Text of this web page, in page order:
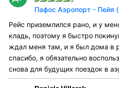
Пафос Аэропорт - Пейя
Рейс приземлился рано, и у
кладь, поэтому я быстро
ждал меня там, и я был дома в
спасибо, я обязательно
снова для будущих поездок в